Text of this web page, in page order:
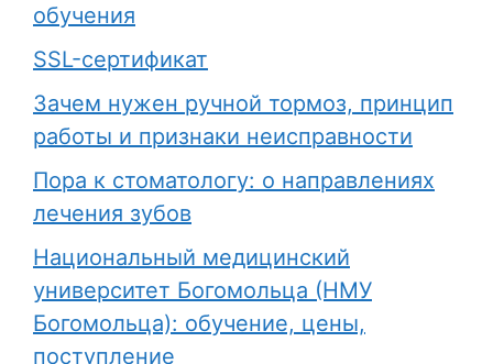
обучения
SSL-сертификат
Зачем нужен ручной тормоз, принцип
работы и признаки неисправности
Пора к стоматологу: о направлениях
лечения зубов
Национальный медицинский
университет Богомольца (НМУ
Богомольца): обучение, цены,
поступление